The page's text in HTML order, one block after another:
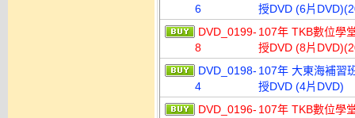
6
授DVD (6片
DVD_0199-
8
107年 TKB數位學
授DVD (8片
DVD_0198-
4
107年 大東海補習
授DVD (4片DVD)
DVD_0196- 107年 TKB數位學